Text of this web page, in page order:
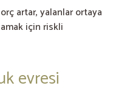
artar, yalanlar ortaya
için riskli
evresi